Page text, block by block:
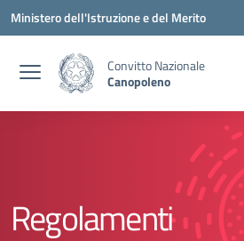
Vai ai contenuti
Vai al menu di navigazione
Vai al footer
Ministero dell'Istruzione e del Merito
Convitto Nazionale
Canopoleno
Regolamenti